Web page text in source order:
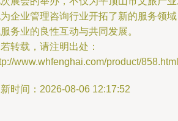
企业管理咨询行业开拓了新的服务领
务业的良性互动与共同发展。
转载，请注明出处：
www.whfenghai.com/product/858.html
时间：2026-08-06 12:17:52